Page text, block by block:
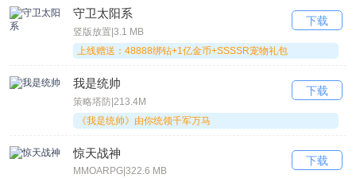
魔剑侠缘
类型： MMOARPG
673131人下载
1.2.3
守卫太阳系
竖版放置|3.1 MB
上线赠送：48888绑钻+1亿金币+SSSSR宠物礼包
下载
我是统帅
策略塔防|213.4M
《我是统帅》由你统领千军万马
下载
惊天战神
MMOARPG|322.6 MB
下载